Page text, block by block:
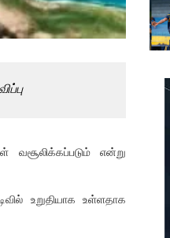
என்று
உறுதியாக உள்ளதாக